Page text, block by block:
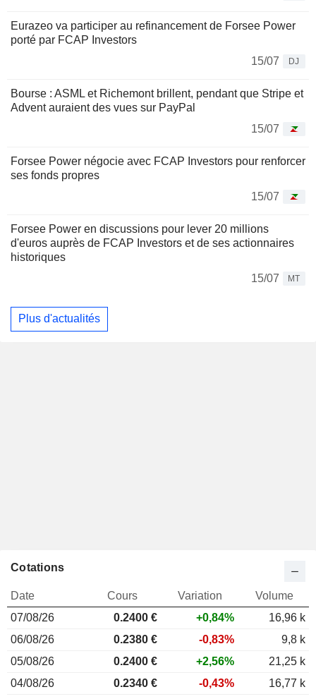
Eurazeo va participer au refinancement de Forsee Power
porté par FCAP Investors
15/07
DJ
Bourse : ASML et Richemont brillent, pendant que Stripe et
Advent auraient des vues sur PayPal
15/07
Forsee Power négocie avec FCAP Investors pour renforcer
ses fonds propres
15/07
Forsee Power en discussions pour lever 20 millions
d'euros auprès de FCAP Investors et de ses actionnaires
historiques
15/07
MT
Plus d'actualités
Cotations
Date Cours Variation
Volume
07/08/26
0.2400 € +0,84%
16,96 k
06/08/26
0.2380 € -0,83%
9,8 k
05/08/26
0.2400 € +2,56%
21,25 k
04/08/26
0.2340 € -0,43%
16,77 k